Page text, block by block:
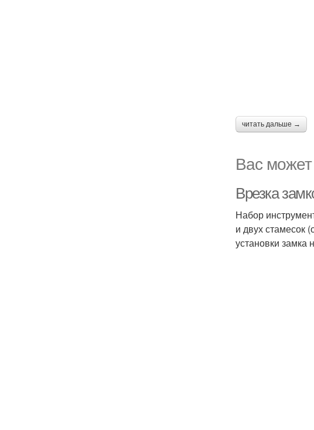
читать дальше →
Вас
Врезка
Набор
и двух стамесок
установки